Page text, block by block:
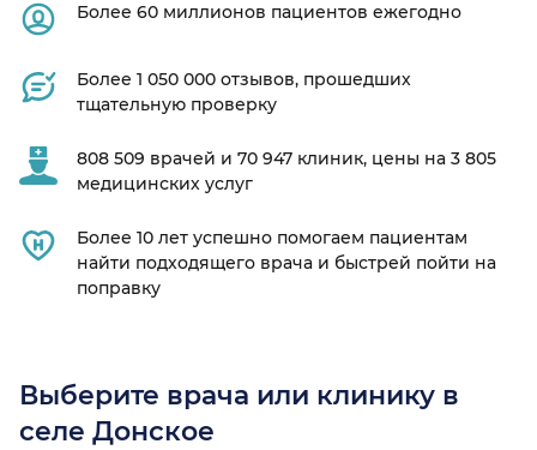
Более 60 миллионов пациентов ежегодно
Более 1 050 000 отзывов, прошедших
тщательную проверку
808 509 врачей и 70 947 клиник, цены на 3 805
медицинских услуг
Более 10 лет успешно помогаем пациентам
найти подходящего врача и быстрей пойти на
поправку
Выберите врача или клинику в
селе Донское